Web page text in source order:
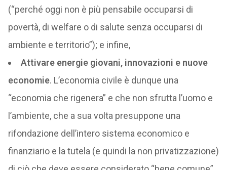
(“perché oggi non è più pensabile occuparsi di
povertà, di welfare o di salute senza occuparsi di
ambiente e territorio”); e infine,
Attivare energie giovani, innovazioni e nuove
economie. L’economia civile è dunque una
“economia che rigenera” e che non sfrutta l’uomo e
l’ambiente, che a sua volta presuppone una
rifondazione dell’intero sistema economico e
finanziario e la tutela (e quindi la non privatizzazione)